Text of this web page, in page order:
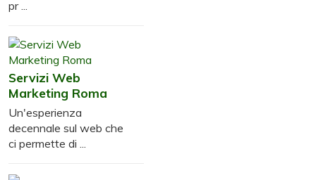
pr ...
Servizi Web
Marketing Roma
Un'esperienza
decennale sul web che
ci permette di ...